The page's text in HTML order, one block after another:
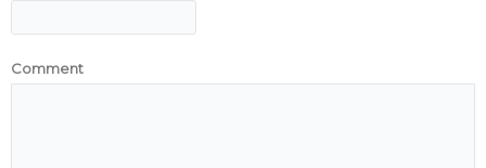
Comment